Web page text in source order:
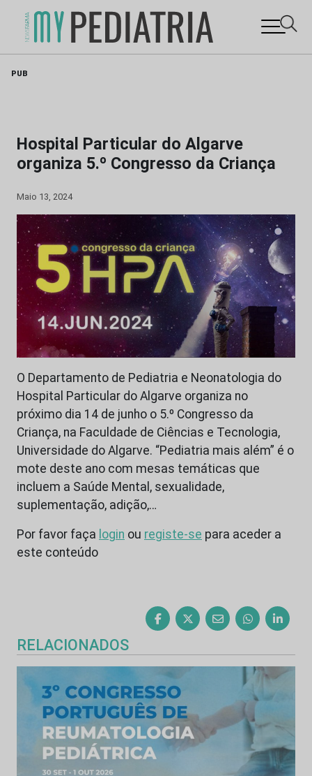
PUB
Hospital Particular do Algarve
organiza 5.º Congresso da Criança
Maio 13, 2024
O Departamento de Pediatria e Neonatologia do
Hospital Particular do Algarve organiza no
próximo dia 14 de junho o 5.º Congresso da
Criança, na Faculdade de Ciências e Tecnologia,
Universidade do Algarve. “Pediatria mais além” é o
mote deste ano com mesas temáticas que
incluem a Saúde Mental, sexualidade,
suplementação, adição,…
Por favor faça login ou registe-se para aceder a
este conteúdo
RELACIONADOS